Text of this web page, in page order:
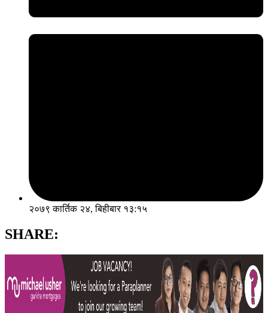
२०७९ कार्तिक २४, बिहीबार १३:१५
SHARE: